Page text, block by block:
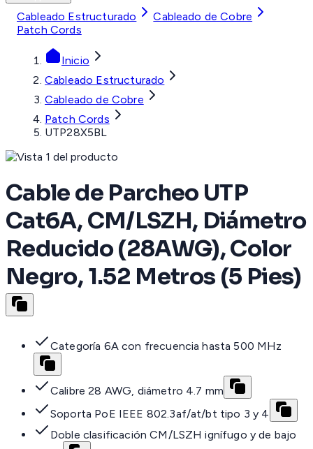
Cableado Estructurado
Cableado de Cobre
Patch Cords
Inicio
Cableado Estructurado
Cableado de Cobre
Patch Cords
UTP28X5BL
Cable de Parcheo UTP
Cat6A, CM/LSZH, Diámetro
Reducido (28AWG), Color
Negro, 1.52 Metros (5 Pies)
Categoría 6A con frecuencia hasta 500 MHz
Calibre 28 AWG, diámetro 4.7 mm
Soporta PoE IEEE 802.3af/at/bt tipo 3 y 4
Doble clasificación CM/LSZH ignífugo y de bajo